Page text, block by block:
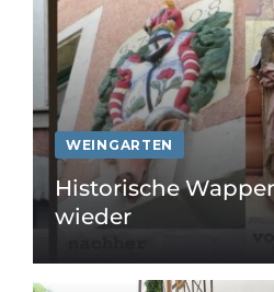
WEINGARTEN
Historische
wieder